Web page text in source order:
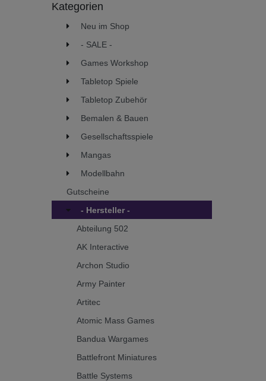
Übernehmen
Kategorien
Neu im Shop
- SALE -
Games Workshop
Tabletop Spiele
Tabletop Zubehör
Bemalen & Bauen
Gesellschaftsspiele
Mangas
Modellbahn
Gutscheine
- Hersteller -
Abteilung 502
AK Interactive
Archon Studio
Army Painter
Artitec
Atomic Mass Games
Bandua Wargames
Battlefront Miniatures
Battle Systems